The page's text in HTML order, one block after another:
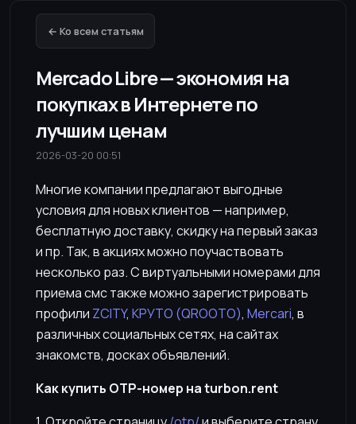
← Ко всем статьям
Mercado Libre — экономия на
покупках в Интернете по
лучшим ценам
2026-03-20 00:51
Многие компании предлагают выгодные
условия для новых клиентов — например,
бесплатную доставку, скидку на первый заказ
и пр. Так, в акциях можно поучаствовать
несколько раз. С виртуальными номерами для
приема смс также можно зарегистрировать
профили ZCITY, КРУТО (QROOTO), Mercari, в
различных социальных сетях, на сайтах
знакомств, досках объявлений.
Как купить OTP-номер на turbon.rent